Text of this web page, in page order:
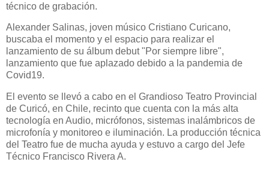
técnico de grabación.
Alexander Salinas, joven músico Cristiano Curicano,
buscaba el momento y el espacio para realizar el
lanzamiento de su álbum debut "Por siempre libre",
lanzamiento que fue aplazado debido a la pandemia de
Covid19.
El evento se llevó a cabo en el Grandioso Teatro Provincial
de Curicó, en Chile, recinto que cuenta con la más alta
tecnología en Audio, micrófonos, sistemas inalámbricos de
microfonía y monitoreo e iluminación. La producción técnica
del Teatro fue de mucha ayuda y estuvo a cargo del Jefe
Técnico Francisco Rivera A.